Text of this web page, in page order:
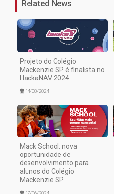
Related News
Projeto do Colégio
Mackenzie SP é finalista no
HackaNAV 2024
14/08/2024
Mack School: nova
oportunidade de
desenvolvimento para
alunos do Colégio
Mackenzie SP